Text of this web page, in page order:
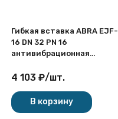
Гибкая вставка ABRA EJF-
16 DN 32 PN 16
антивибрационная
4 103 ₽/шт.
В корзину